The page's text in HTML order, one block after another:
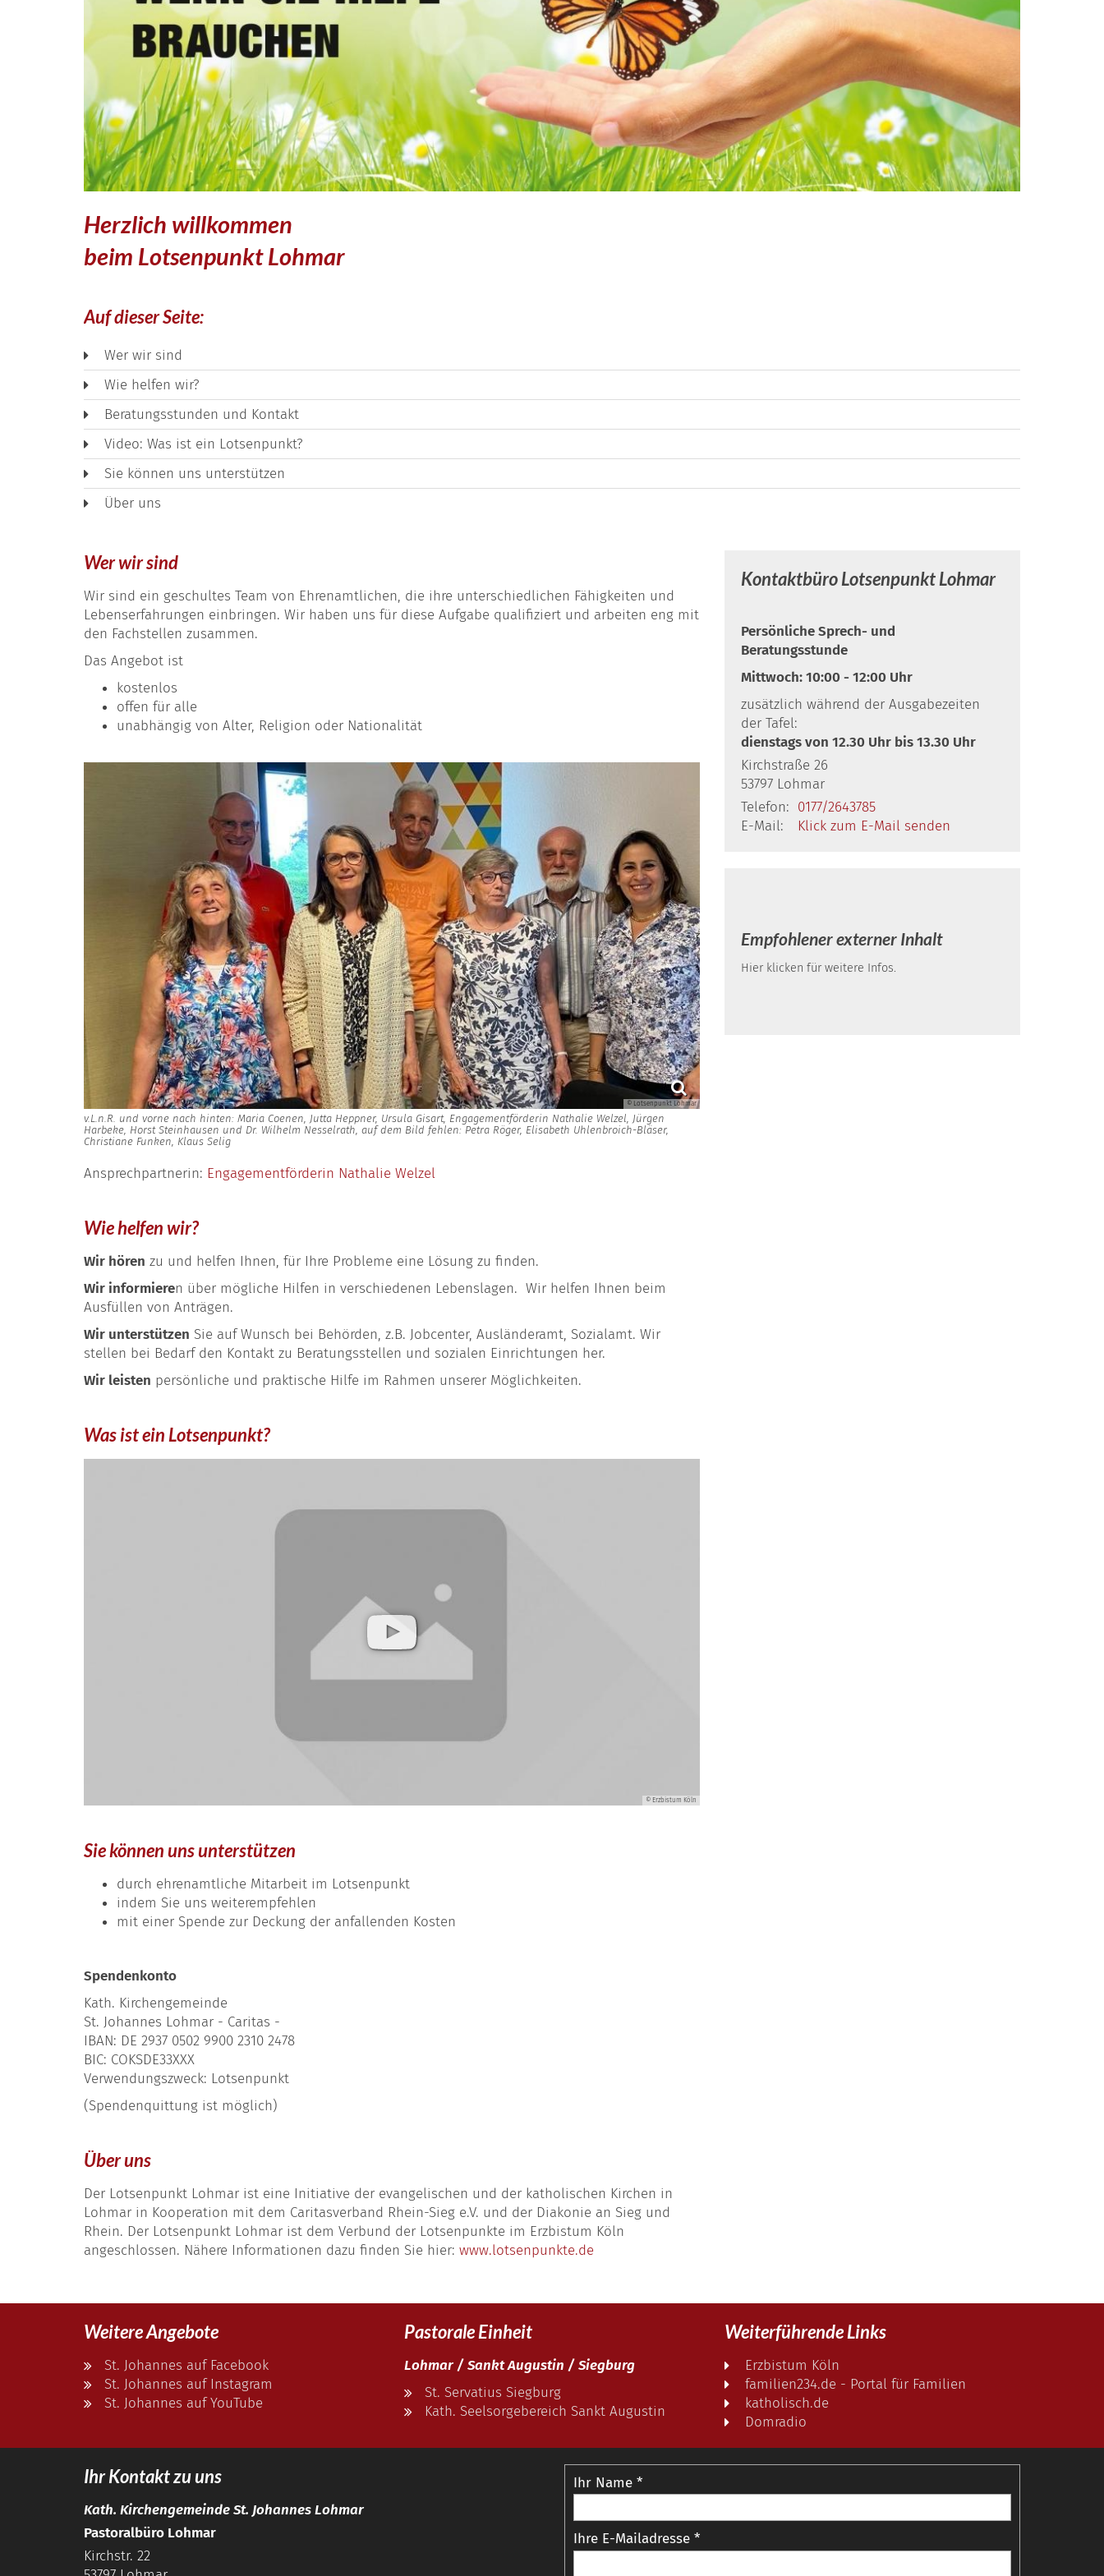
Herzlich willkommen
beim Lotsenpunkt Lohmar
Auf dieser Seite:
Wer wir sind
Wie helfen wir?
Beratungsstunden und Kontakt
Video: Was ist ein Lotsenpunkt?
Sie können uns unterstützen
Über uns
Wer wir sind
Wir sind ein geschultes Team von Ehrenamtlichen, die ihre unterschiedlichen Fähigkeiten und
Lebenserfahrungen einbringen. Wir haben uns für diese Aufgabe qualifiziert und arbeiten eng mit
den Fachstellen zusammen.
Das Angebot ist
kostenlos
offen für alle
unabhängig von Alter, Religion oder Nationalität
© Lotsenpunkt Lohmar
v.L.n.R. und vorne nach hinten: Maria Coenen, Jutta Heppner, Ursula Gisart, Engagementförderin Nathalie Welzel, Jürgen
Harbeke, Horst Steinhausen und Dr. Wilhelm Nesselrath, auf dem Bild fehlen: Petra Röger, Elisabeth Uhlenbroich-Bläser,
Christiane Funken, Klaus Selig
Ansprechpartnerin: Engagementförderin Nathalie Welzel
Wie helfen wir?
Wir hören zu und helfen Ihnen, für Ihre Probleme eine Lösung zu finden.
Wir informieren über mögliche Hilfen in verschiedenen Lebenslagen. Wir helfen Ihnen beim
Ausfüllen von Anträgen.
Wir unterstützen Sie auf Wunsch bei Behörden, z.B. Jobcenter, Ausländeramt, Sozialamt. Wir
stellen bei Bedarf den Kontakt zu Beratungsstellen und sozialen Einrichtungen her.
Wir leisten persönliche und praktische Hilfe im Rahmen unserer Möglichkeiten.
Kontaktbüro Lotsenpunkt Lohmar
Persönliche Sprech- und
Beratungsstunde
Mittwoch: 10:00 - 12:00 Uhr
zusätzlich während der Ausgabezeiten
der Tafel:
dienstags von 12.30 Uhr bis 13.30 Uhr
Kirchstraße 26
53797 Lohmar
Telefon: 0177/2643785
E-Mail:
Klick zum E-Mail senden
Empfohlener externer Inhalt
Hier klicken für weitere Infos.
Was ist ein Lotsenpunkt?
© Erzbistum Köln
© Erzbistum Köln
Sie können uns unterstützen
durch ehrenamtliche Mitarbeit im Lotsenpunkt
indem Sie uns weiterempfehlen
mit einer Spende zur Deckung der anfallenden Kosten
Spendenkonto
Kath. Kirchengemeinde
St. Johannes Lohmar - Caritas -
IBAN: DE 2937 0502 9900 2310 2478
BIC: COKSDE33XXX
Verwendungszweck: Lotsenpunkt
(Spendenquittung ist möglich)
Über uns
Der Lotsenpunkt Lohmar ist eine Initiative der evangelischen und der katholischen Kirchen in
Lohmar in Kooperation mit dem Caritasverband Rhein-Sieg e.V. und der Diakonie an Sieg und
Rhein. Der Lotsenpunkt Lohmar ist dem Verbund der Lotsenpunkte im Erzbistum Köln
angeschlossen. Nähere Informationen dazu finden Sie hier: www.lotsenpunkte.de
Weitere Angebote
St. Johannes auf Facebook
St. Johannes auf Instagram
St. Johannes auf YouTube
Pastorale Einheit
Lohmar / Sankt Augustin / Siegburg
St. Servatius Siegburg
Kath. Seelsorgebereich Sankt Augustin
Weiterführende Links
Erzbistum Köln
familien234.de - Portal für Familien
katholisch.de
Domradio
Ihr Kontakt zu uns
Kath. Kirchengemeinde St. Johannes Lohmar
Pastoralbüro Lohmar
Kirchstr. 22
Ihr Name *
Ihre E-Mailadresse *